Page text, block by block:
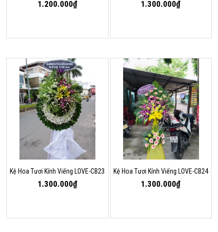
1.200.000₫ 1.300.000₫
Kệ Hoa Tươi Kính Viếng LOVE-CB23
1.300.000₫
Kệ Hoa Tươi Kính Viếng LOVE-CB24
1.300.000₫